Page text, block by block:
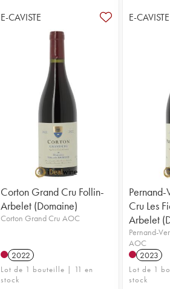
E-CAVISTE
Corton Grand Cru Follin-
Arbelet (Domaine)
Corton Grand Cru AOC
2022
Lot de 1 bouteille | 11 en
stock
E-CAVISTE
Pernand-
Cru Les
Arbelet
Pernand-
AOC
2023
Lot de 1
stock